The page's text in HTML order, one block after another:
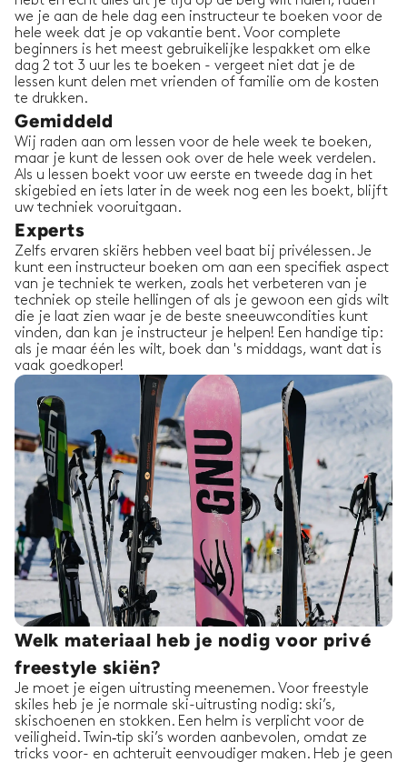
we je aan de hele dag een instructeur te boeken voor de
hele week dat je op vakantie bent. Voor complete
beginners is het meest gebruikelijke lespakket om elke
dag 2 tot 3 uur les te boeken - vergeet niet dat je de
lessen kunt delen met vrienden of familie om de kosten
te drukken.
Gemiddeld
Wij raden aan om lessen voor de hele week te boeken,
maar je kunt de lessen ook over de hele week verdelen.
Als u lessen boekt voor uw eerste en tweede dag in het
skigebied en iets later in de week nog een les boekt, blijft
uw techniek vooruitgaan.
Experts
Zelfs ervaren skiërs hebben veel baat bij privélessen. Je
kunt een instructeur boeken om aan een specifiek aspect
van je techniek te werken, zoals het verbeteren van je
techniek op steile hellingen of als je gewoon een gids wilt
die je laat zien waar je de beste sneeuwcondities kunt
vinden, dan kan je instructeur je helpen! Een handige tip:
als je maar één les wilt, boek dan 's middags, want dat is
vaak goedkoper!
Welk materiaal heb je nodig voor privé
freestyle skiën?
Je moet je eigen uitrusting meenemen. Voor freestyle
skiles heb je je normale ski-uitrusting nodig: ski’s,
skischoenen en stokken. Een helm is verplicht voor de
veiligheid. Twin‑tip ski’s worden aanbevolen, omdat ze
tricks voor- en achteruit eenvoudiger maken. Heb je geen